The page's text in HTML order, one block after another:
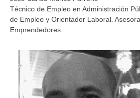
Técnico de Empleo en Administración
de Empleo y Orientador Laboral.
Emprendedores